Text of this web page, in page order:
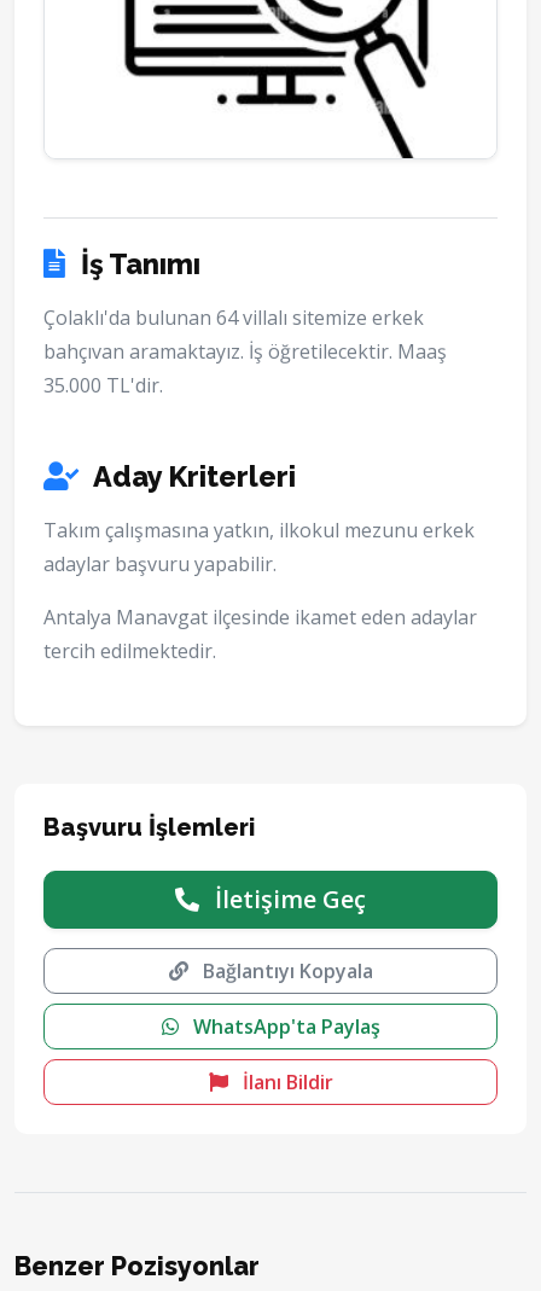
İş Tanımı
Çolaklı'da bulunan 64 villalı sitemize erkek
bahçıvan aramaktayız. İş öğretilecektir. Maaş
35.000 TL'dir.
Aday Kriterleri
Takım çalışmasına yatkın, ilkokul mezunu erkek
adaylar başvuru yapabilir.
Antalya Manavgat ilçesinde ikamet eden adaylar
tercih edilmektedir.
Başvuru İşlemleri
İletişime Geç
Bağlantıyı Kopyala
WhatsApp'ta Paylaş
İlanı Bildir
Benzer Pozisyonlar